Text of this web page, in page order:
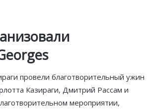
провели благотворительный ужин
Казираги, Дмитрий Рассам и
мероприятии,